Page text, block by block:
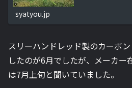
syatyou.jp
スリーハンドレッド製のカーボ
したのが6月でしたが、メーカー
は7月上旬と聞いていました。